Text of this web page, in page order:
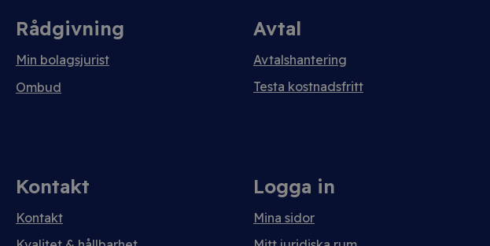
Rådgivning
Min bolagsjurist
Ombud
Avtal
Avtalshantering
Testa kostnadsfritt
Kontakt
Kontakt
Logga in
Mina sidor